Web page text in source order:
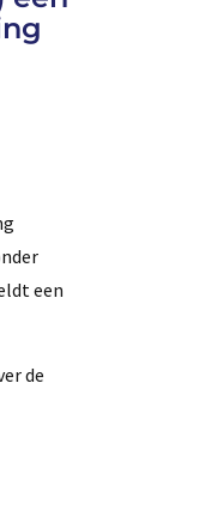
een
de